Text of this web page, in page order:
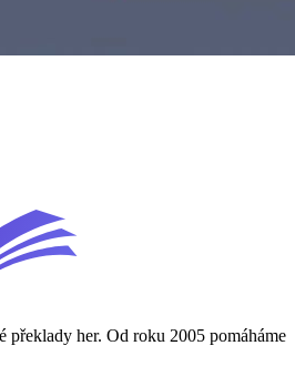
překlady her. Od roku 2005 pomáháme